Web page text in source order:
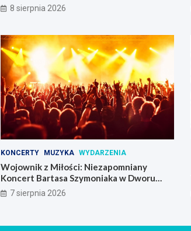
8 sierpnia 2026
KONCERTY MUZYKA WYDARZENIA
Wojownik z Miłości: Niezapomniany
Koncert Bartasa Szymoniaka w Dworu
Skrzynki
7 sierpnia 2026